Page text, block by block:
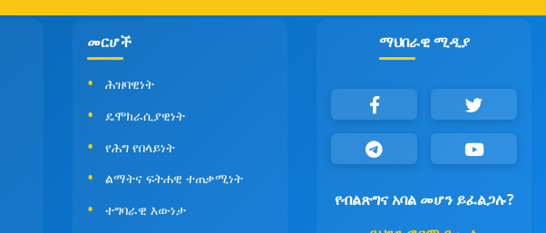
መርሆች
ሕዝባዊነት
ዴሞክራሲያዊነት
የሕግ የበላይነት
ልማትና ፍትሐዊ ተጠቃሚነት
ተግባራዊ እውነታ
ማህበራዊ ሚዲያ
የብልጽግና አባል መሆን ይፈልጋሉ?